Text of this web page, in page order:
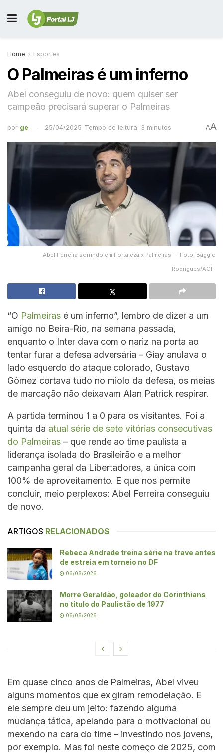
Home Esportes
O Palmeiras é um inferno
Abel conseguiu de novo: quem quiser ser
campeão precisará superar o Palmeiras
por ge 25/04/2025 Tempo de leitura: 3 minutos AA
Abel Ferreira sorrindo em Fortaleza x Palmeiras — Foto: Baggio
Rodrigues/AGIF
“O Palmeiras é um inferno”, lembro de dizer a um
amigo no Beira-Rio, na semana passada,
enquanto o Inter dava com o nariz na porta ao
tentar furar a defesa adversária – Giay anulava o
lado esquerdo do ataque colorado, Gustavo
Gómez cortava tudo no miolo da defesa, os meias
de marcação não deixavam Alan Patrick respirar.
A partida terminou 1 a 0 para os visitantes. Foi a
quinta da atual série de sete vitórias consecutivas
do Palmeiras – que rende ao time paulista a
liderança isolada do Brasileirão e a melhor
campanha geral da Libertadores, a única com
100% de aproveitamento. E que nos permite
concluir, meio perplexos: Abel Ferreira conseguiu
de novo.
ARTIGOS RELACIONADOS
Rebeca Andrade treina série na trave antes
de estreia em torneio no DF
06/08/2026
Morre Geraldão, goleador do Corinthians
no título do Paulistão de 1977
06/08/2026
Em quase cinco anos de Palmeiras, Abel viveu
alguns momentos que exigiram remodelação. E
ele sempre deu um jeito: fazendo alguma
mudança tática, apelando para o motivacional ou
mexendo na cara do time – investindo nos jovens,
por exemplo. Mas foi neste começo de 2025, com